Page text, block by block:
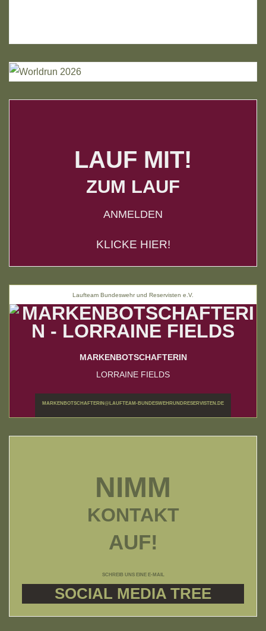
LAUF MIT!
ZUM LAUF
ANMELDEN
KLICKE HIER!
Laufteam Bundeswehr und Reservisten e.V.
MARKENBOTSCHAFTERIN
LORRAINE FIELDS
MARKENBOTSCHAFTERIN@LAUFTEAM-BUNDESWEHRUNDRESERVISTEN.DE
NIMM
KONTAKT
AUF!
SCHREIB UNS EINE E-MAIL
SOCIAL MEDIA TREE